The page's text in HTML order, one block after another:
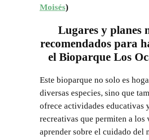
Moisés)
Lugares y planes
recomendados para
el Bioparque Los
Este bioparque no solo es
diversas especies, sino que
ofrece actividades educativas
recreativas que permiten a los
aprender sobre el cuidado del